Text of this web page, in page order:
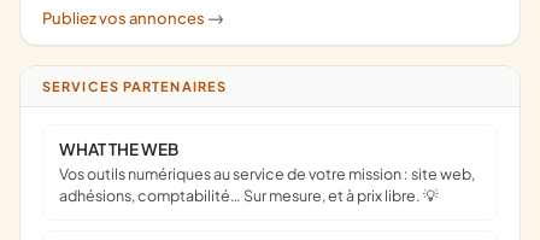
Publiez vos annonces ->
SERVICES PARTENAIRES
WHAT THE WEB
Vos outils numériques au service de votre mission : site web,
adhésions, comptabilité… Sur mesure, et à prix libre. 💡